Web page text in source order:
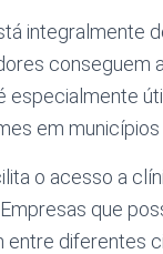
integralmente
conseguem
especialmente
em
o acesso a
que
entre diferentes